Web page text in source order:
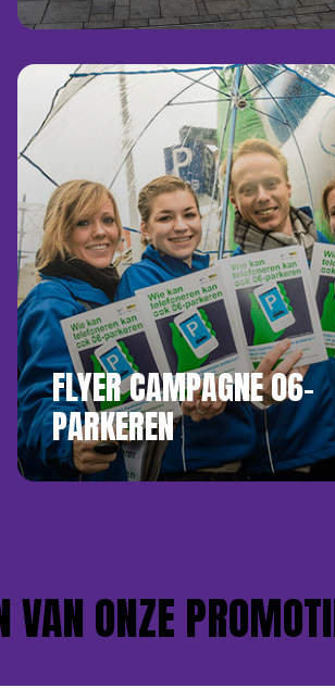
FLYER CAMPAGNE 06-
PARKEREN
ONZE